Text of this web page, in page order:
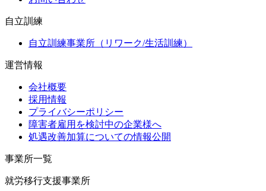
自立訓練
自立訓練事業所（リワーク/生活訓練）
運営情報
会社概要
採用情報
プライバシーポリシー
障害者雇用を検討中の企業様へ
処遇改善加算についての情報公開
事業所一覧
就労移行支援事業所